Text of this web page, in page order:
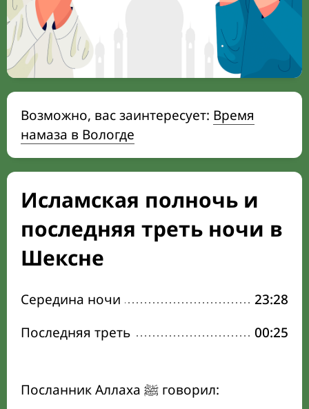
Возможно, вас заинтересует: Время
намаза в Вологде
Исламская полночь и
последняя треть ночи в
Шексне
Середина ночи
23:28
Последняя треть
00:25
Посланник Аллаха ﷺ говорил: